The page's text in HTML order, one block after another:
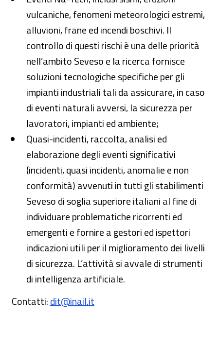
vulcaniche, fenomeni meteorologici estremi,
alluvioni, frane ed incendi boschivi. Il
controllo di questi rischi è una delle priorità
nell’ambito Seveso e la ricerca fornisce
soluzioni tecnologiche specifiche per gli
impianti industriali tali da assicurare, in caso
di eventi naturali avversi, la sicurezza per
lavoratori, impianti ed ambiente;
Quasi-incidenti, raccolta, analisi ed
elaborazione degli eventi significativi
(incidenti, quasi incidenti, anomalie e non
conformità) avvenuti in tutti gli stabilimenti
Seveso di soglia superiore italiani al fine di
individuare problematiche ricorrenti ed
emergenti e fornire a gestori ed ispettori
indicazioni utili per il miglioramento dei livelli
di sicurezza. L’attività si avvale di strumenti
di intelligenza artificiale.
Contatti:dit@inail.it